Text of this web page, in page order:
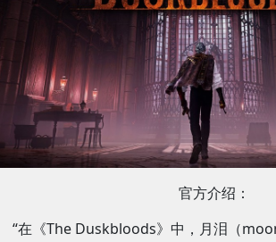
官方介绍：
“在《The Duskbloods》中，月泪（